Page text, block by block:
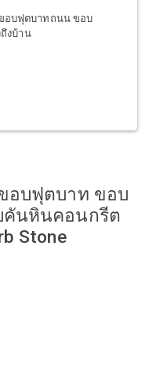
อบฟุตบาทถนน ขอบ
งบ้าน
อบฟุตบาท ขอบ
นหินคอนกรีต
Stone